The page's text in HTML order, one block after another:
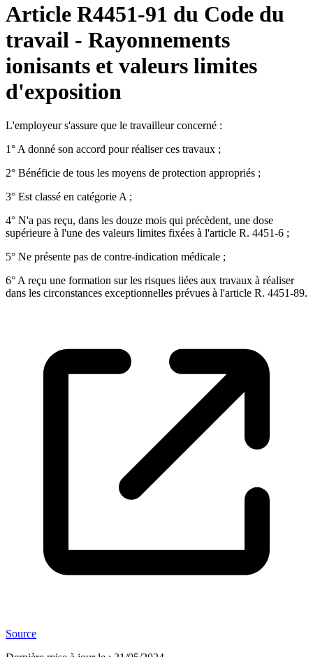
Article R4451-91 du Code du
travail - Rayonnements
ionisants et valeurs limites
d'exposition
L'employeur s'assure que le travailleur concerné :
1° A donné son accord pour réaliser ces travaux ;
2° Bénéficie de tous les moyens de protection appropriés ;
3° Est classé en catégorie A ;
4° N'a pas reçu, dans les douze mois qui précèdent, une dose
supérieure à l'une des valeurs limites fixées à l'article R. 4451-6 ;
5° Ne présente pas de contre-indication médicale ;
6° A reçu une formation sur les risques liées aux travaux à réaliser
dans les circonstances exceptionnelles prévues à l'article R. 4451-89.
Source